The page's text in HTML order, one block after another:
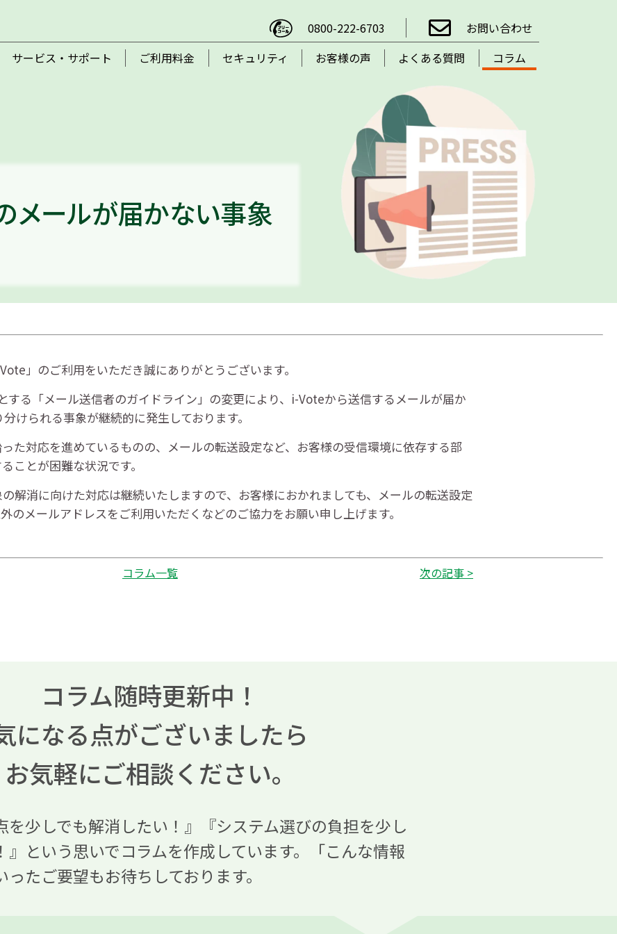
サービス・サポート ご利用料金 セキュリティ お客様の声 よくある質問 コラム
0800-222-6703 お問い合わせ
メールが届かない事象
」のご利用をいただき誠にありがとうございます。
する「メール送信者のガイドライン」の変更により、i-Voteから送信するメールが届か
けられる事象が継続的に発生しております。
た対応を進めているものの、メールの転送設定など、お客様の受信環境に依存する部
ことが困難な状況です。
解消に向けた対応は継続いたしますので、お客様におかれましても、メールの転送設定
のメールアドレスをご利用いただくなどのご協力をお願い申し上げます。
コラム一覧 次の記事 >
コラム随時更新中！
になる点がございましたら
お気軽にご相談ください。
を少しでも解消したい！』『システム選びの負担を少し
』という思いでコラムを作成しています。「こんな情報
たご要望もお待ちしております。